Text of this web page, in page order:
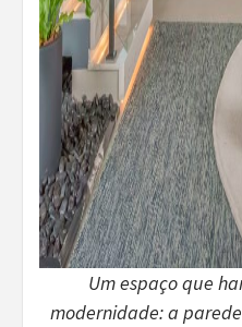
Um espaço que
modernidade: a